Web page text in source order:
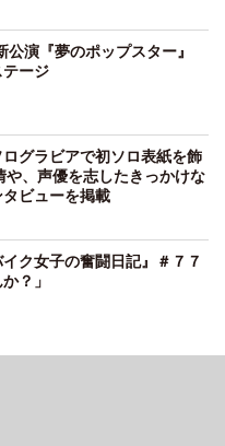
公演『夢のポップスター』
ージ
グラビアで初ソロ表紙を飾
や、声優を志したきっかけな
ビューを掲載
ク女子の奮闘日記』＃７７
？」